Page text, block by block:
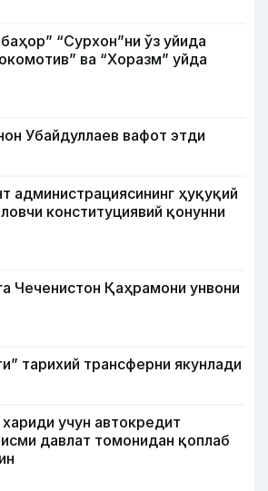
“Сурхон”ни ўз уйида
ва “Хоразм” уйда
Убайдуллаев вафот этди
администрациясининг ҳуқуқий
конституциявий қонунни
Чеченистон Қаҳрамони унвони
тарихий трансферни якунлади
учун автокредит
давлат томонидан қоплаб